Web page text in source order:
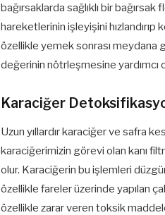
bağırsaklarda sağlıklı bir
hareketlerinin işleyişini hızlandırıp
özellikle yemek sonrası meydana
değerinin nötrleşmesine yardımcı
Karaciğer
Uzun yıllardır karaciğer ve safra
karaciğerimizin görevi olan kanı
olur. Karaciğerin bu işlemleri
özellikle fareler üzerinde yapılan
özellikle zarar veren toksik